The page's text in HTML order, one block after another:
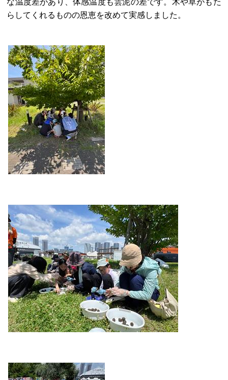
な温度差があり、体感温度も雲泥の差です。木や草がもた
らしてくれるものの恩恵を改めて実感しました。